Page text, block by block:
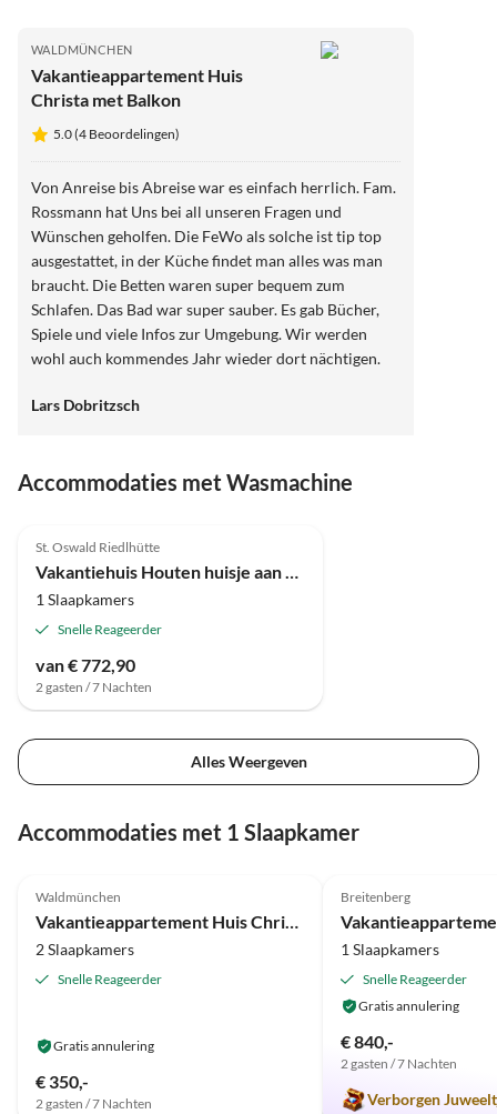
WALDMÜNCHEN
Vakantieappartement Huis
Christa met Balkon
5.0 (4 Beoordelingen)
Von Anreise bis Abreise war es einfach herrlich. Fam.
Rossmann hat Uns bei all unseren Fragen und
Wünschen geholfen. Die FeWo als solche ist tip top
ausgestattet, in der Küche findet man alles was man
braucht. Die Betten waren super bequem zum
Schlafen. Das Bad war super sauber. Es gab Bücher,
Spiele und viele Infos zur Umgebung. Wir werden
wohl auch kommendes Jahr wieder dort nächtigen.
Lars Dobritzsch
Accommodaties met Wasmachine
St. Oswald Riedlhütte
Vakantiehuis Houten huisje aan het Nationaal Park
1 Slaapkamers
Snelle Reageerder
van € 772,90
2 gasten / 7 Nachten
Alles Weergeven
Accommodaties met 1 Slaapkamer
Waldmünchen
Vakantieappartement Huis Christa met Balkon
2 Slaapkamers
Snelle Reageerder
Gratis annulering
€ 350,-
2 gasten / 7 Nachten
Breitenberg
1 Slaapkamers
Snelle Reageerder
Gratis annulering
€ 840,-
2 gasten / 7 Nachten
Verborgen